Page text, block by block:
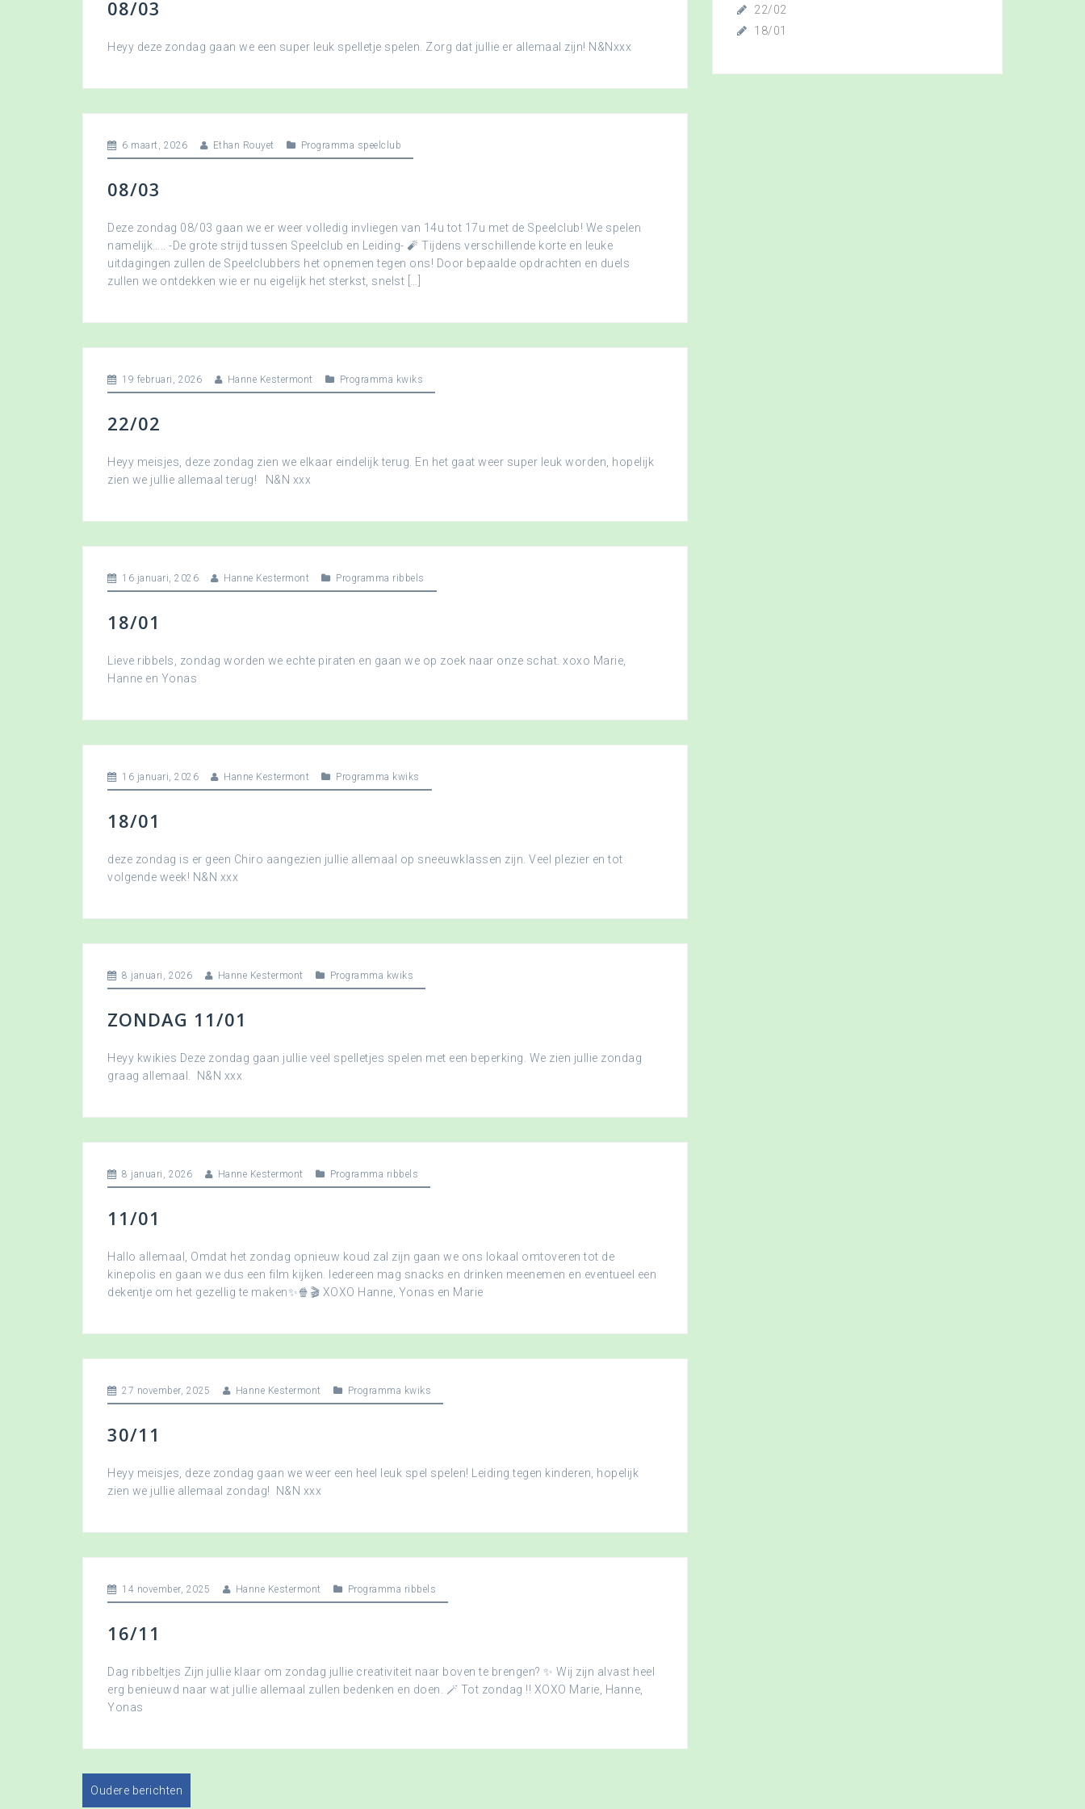
08/03
Heyy deze zondag gaan we een super leuk spelletje spelen. Zorg dat jullie er allemaal zijn! N&Nxxx
6 maart, 2026 Ethan Rouyet Programma speelclub
08/03
Deze zondag 08/03 gaan we er weer volledig invliegen van 14u tot 17u met de Speelclub! We spelen
namelijk….. -De grote strijd tussen Speelclub en Leiding- 🧨 Tijdens verschillende korte en leuke
uitdagingen zullen de Speelclubbers het opnemen tegen ons! Door bepaalde opdrachten en duels
zullen we ontdekken wie er nu eigelijk het sterkst, snelst […]
19 februari, 2026 Hanne Kestermont Programma kwiks
22/02
Heyy meisjes, deze zondag zien we elkaar eindelijk terug. En het gaat weer super leuk worden, hopelijk
zien we jullie allemaal terug! N&N xxx
16 januari, 2026 Hanne Kestermont Programma ribbels
18/01
Lieve ribbels, zondag worden we echte piraten en gaan we op zoek naar onze schat. xoxo Marie,
Hanne en Yonas
16 januari, 2026 Hanne Kestermont Programma kwiks
18/01
deze zondag is er geen Chiro aangezien jullie allemaal op sneeuwklassen zijn. Veel plezier en tot
volgende week! N&N xxx
8 januari, 2026 Hanne Kestermont Programma kwiks
ZONDAG 11/01
Heyy kwikies Deze zondag gaan jullie veel spelletjes spelen met een beperking. We zien jullie zondag
graag allemaal. N&N xxx
8 januari, 2026 Hanne Kestermont Programma ribbels
11/01
Hallo allemaal, Omdat het zondag opnieuw koud zal zijn gaan we ons lokaal omtoveren tot de
kinepolis en gaan we dus een film kijken. Iedereen mag snacks en drinken meenemen en eventueel een
dekentje om het gezellig te maken✨🍿🎬 XOXO Hanne, Yonas en Marie
27 november, 2025 Hanne Kestermont Programma kwiks
30/11
Heyy meisjes, deze zondag gaan we weer een heel leuk spel spelen! Leiding tegen kinderen, hopelijk
zien we jullie allemaal zondag! N&N xxx
14 november, 2025 Hanne Kestermont Programma ribbels
16/11
Dag ribbeltjes Zijn jullie klaar om zondag jullie creativiteit naar boven te brengen? ✨ Wij zijn alvast heel
erg benieuwd naar wat jullie allemaal zullen bedenken en doen. 🪄 Tot zondag !! XOXO Marie, Hanne,
Yonas
Oudere berichten
22/02
18/01